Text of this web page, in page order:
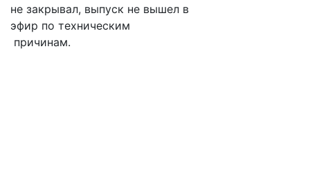
не закрывал, выпуск не вышел в
эфир по техническим
причинам.